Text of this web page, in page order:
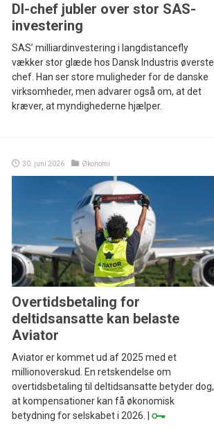
DI-chef jubler over stor SAS-
investering
SAS’ milliardinvestering i langdistancefly
vækker stor glæde hos Dansk Industris øverste
chef. Han ser store muligheder for de danske
virksomheder, men advarer også om, at det
kræver, at myndighederne hjælper.
30. juni 2026 Økonomi
Overtidsbetaling for
deltidsansatte kan belaste
Aviator
Aviator er kommet ud af 2025 med et
millionoverskud. En retskendelse om
overtidsbetaling til deltidsansatte betyder dog,
at kompensationer kan få økonomisk
betydning for selskabet i 2026. |